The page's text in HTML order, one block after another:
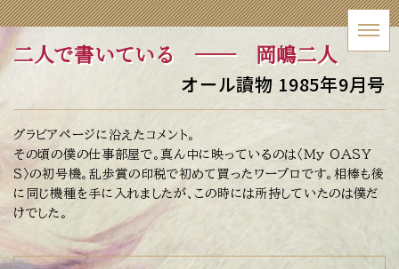
二人で書いている ── 岡嶋二人
オール讀物 1985年9月号
グラビアページに沿えたコメント。
その頃の僕の仕事部屋で。真ん中に映っているのは〈Ｍｙ ＯＡＳＹ
Ｓ〉の初号機。乱歩賞の印税で初めて買ったワープロです。相棒も後
に同じ機種を手に入れましたが、この時には所持していたのは僕だ
けでした。